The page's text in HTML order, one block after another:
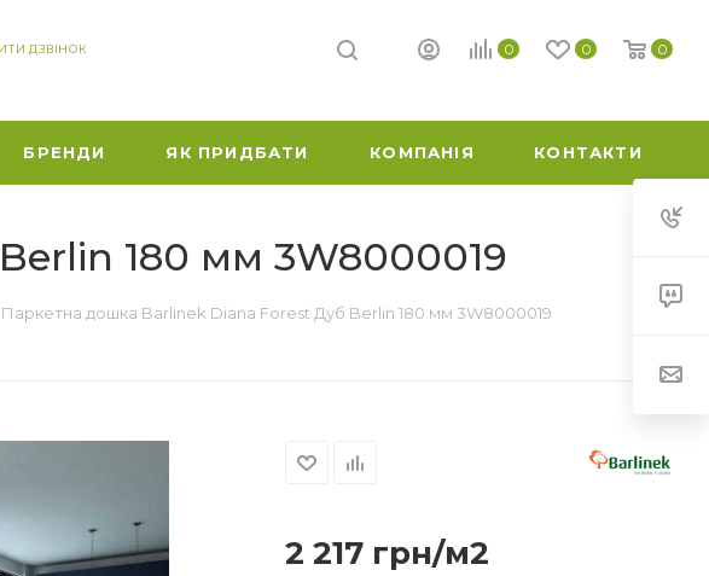
ДЗВІНОК 0 0 0
БРЕНДИ ЯК ПРИДБАТИ КОМПАНІЯ КОНТАКТИ
180 мм 3W8000019
Паркетна дошка Barlinek Diana Forest Дуб Berlin 180 мм 3W8000019
2 217 грн/м2